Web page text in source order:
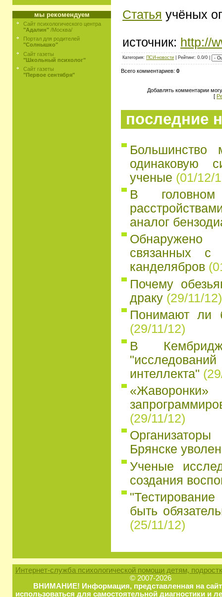
мы рекомендуем
Сайт психологического центра
"Адалин" /Москва/
Портал для родителей
"Солнышко"
Сайт газеты
"Школьный психолог"
Сайт газеты
"Первое сентября"
Статья учёных
источник: http://
Категория: ПСИ-новости | Рейтинг: 0.0/0 |
Всего комментариев: 0
Добавлять комментарии
[
последние
Большинство
одинаковую
ученые (01/12/
В
аналог
связанных с
канделябров
Почему
драку (29/11/12)
Понимают ли
(29/11/12)
В
интеллекта"
(29/11/12)
Брянске
Ученые
создания
быть
(25/11/12)
Интернет-служба психологической помощи детям,
© 2007-2026
ВНИМАНИЕ! Информация, представленная на
использоваться для самостоятельной диагностики и